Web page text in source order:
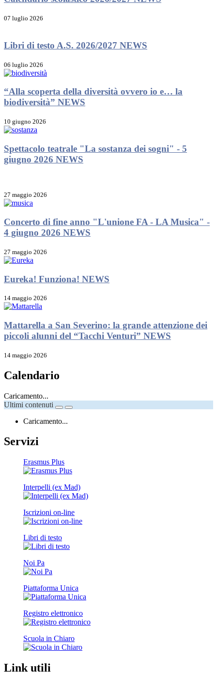
07 luglio 2026
Libri di testo A.S. 2026/2027 NEWS
06 luglio 2026
“Alla scoperta della diversità ovvero io e… la
biodiversità” NEWS
10 giugno 2026
Spettacolo teatrale "La sostanza dei sogni" - 5
giugno 2026 NEWS
27 maggio 2026
Concerto di fine anno "L'unione FA - LA Musica" -
4 giugno 2026 NEWS
27 maggio 2026
Eureka! Funziona! NEWS
14 maggio 2026
Mattarella a San Severino: la grande attenzione dei
piccoli alunni del “Tacchi Venturi” NEWS
14 maggio 2026
Calendario
Caricamento...
Ultimi contenuti
Caricamento...
Servizi
Erasmus Plus
Interpelli (ex Mad)
Iscrizioni on-line
Libri di testo
Noi Pa
Piattaforma Unica
Registro elettronico
Scuola in Chiaro
Link utili